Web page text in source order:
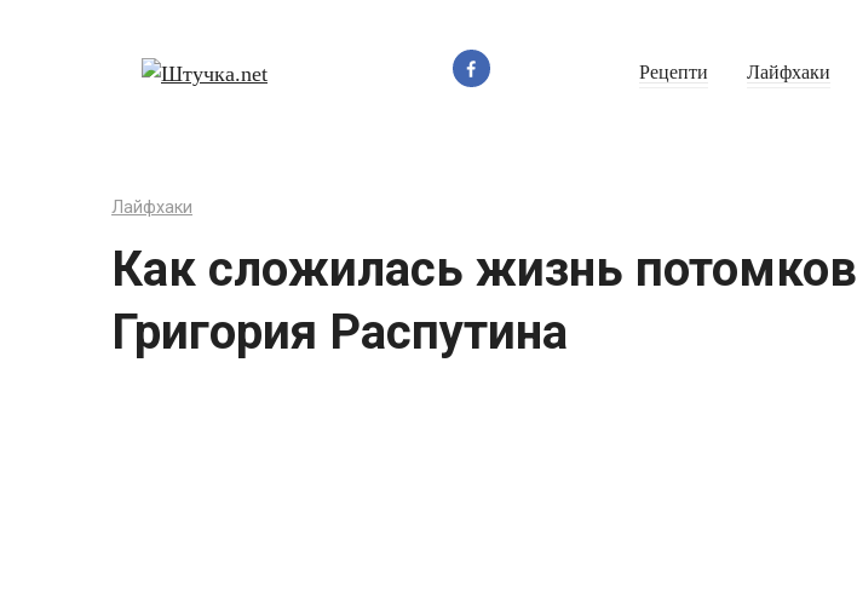
Рецепти Лайфхаки
Лайфхаки
Как сложилась жизнь потомков
Григория Распутина